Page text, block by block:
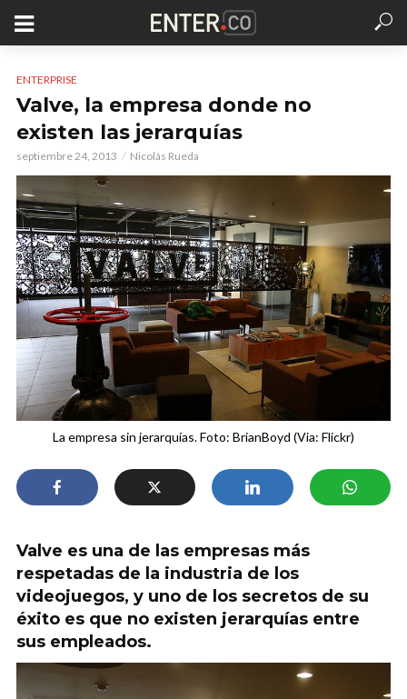
ENTERPRISE
Valve, la empresa donde no
existen las jerarquías
septiembre 24, 2013 Nicolás Rueda
La empresa sin jerarquías. Foto: BrianBoyd (Via: Flickr)
Valve es una de las empresas más
respetadas de la industria de los
videojuegos, y uno de los secretos de su
éxito es que no existen jerarquías entre
sus empleados.